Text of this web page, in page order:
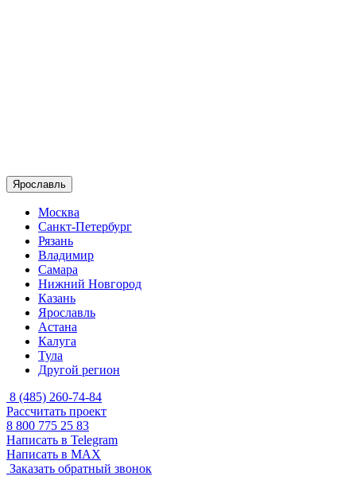
Ярославль
Москва
Санкт-Петербург
Рязань
Владимир
Самара
Нижний Новгород
Казань
Ярославль
Астана
Калуга
Тула
Другой регион
8 (485) 260-74-84
Рассчитать проект
8 800 775 25 83
Написать в Telegram
Написать в MAX
Заказать обратный звонок